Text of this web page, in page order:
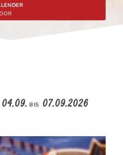
04.09. BIS 07.09.2026